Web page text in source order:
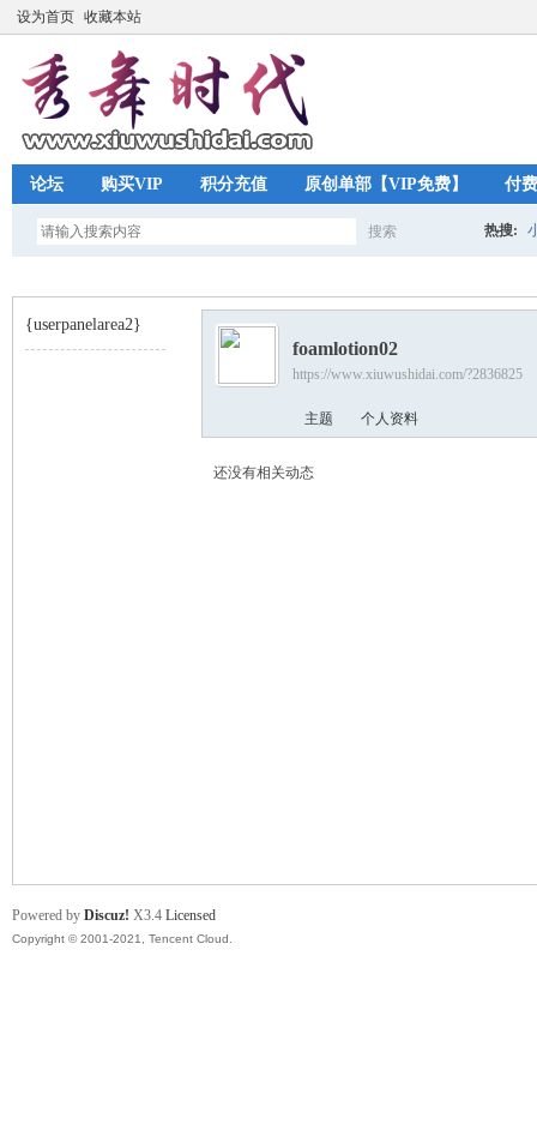
设为首页 收藏本站
论坛 购买VIP 积分充值 原创单部【VIP免费】 付
搜索
索
热搜:
{userpanelarea2}
foamlotion02
https://www.xiuwushidai.com/?2836825
主题 个人资料
还没有相关动态
Powered by Discuz! X3.4 Licensed
Copyright © 2001-2021, Tencent Cloud.